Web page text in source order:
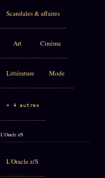
Scandales & affaires
Art Cinéma
Littérature Mode
+ 4 autres
L'Oracle z/S
L'Oracle z/S